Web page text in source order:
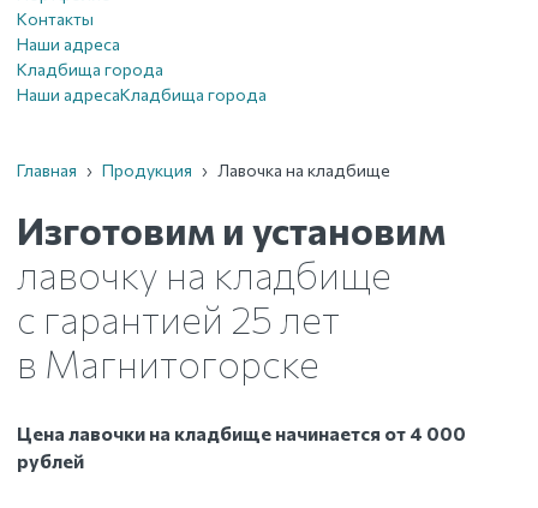
Контакты
Наши адреса
Кладбища города
Наши адресаКладбища города
Главная › Продукция › Лавочка на кладбище
Изготовим и установим
лавочку на кладбище
с гарантией 25 лет
в Магнитогорске
Цена лавочки на кладбище начинается от 4 000
рублей